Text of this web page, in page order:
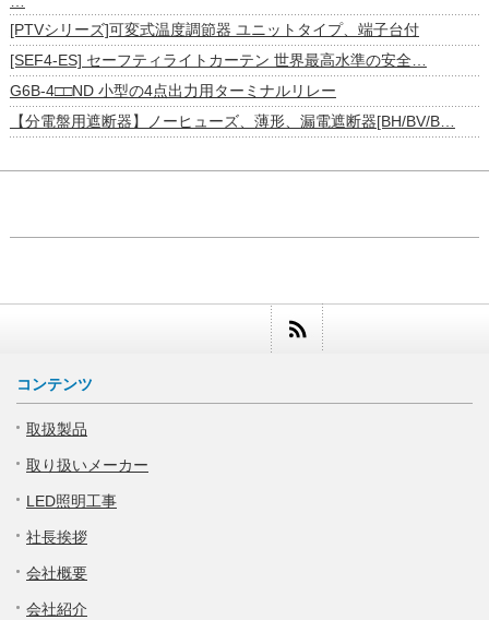
[PTVシリーズ]可変式温度調節器 ユニットタイプ、端子台付
[SEF4-ES] セーフティライトカーテン 世界最高水準の安全…
G6B-4□□ND 小型の4点出力用ターミナルリレー
【分電盤用遮断器】ノーヒューズ、薄形、漏電遮断器[BH/BV/B…
コンテンツ
取扱製品
取り扱いメーカー
LED照明工事
社長挨拶
会社概要
会社紹介